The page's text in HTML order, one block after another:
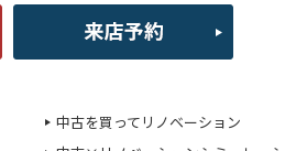
中古を買ってリノベーション